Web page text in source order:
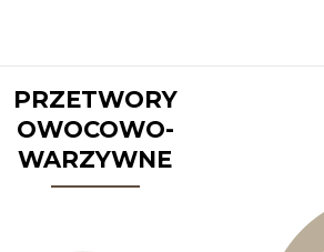
PRZETWORY
OWOCOWO-
WARZYWNE